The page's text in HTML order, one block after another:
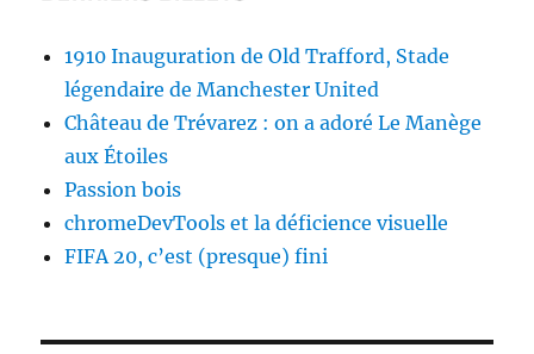
1910 Inauguration de Old Trafford, Stade
légendaire de Manchester United
Château de Trévarez : on a adoré Le Manège
aux Étoiles
Passion bois
chromeDevTools et la déficience visuelle
FIFA 20, c’est (presque) fini